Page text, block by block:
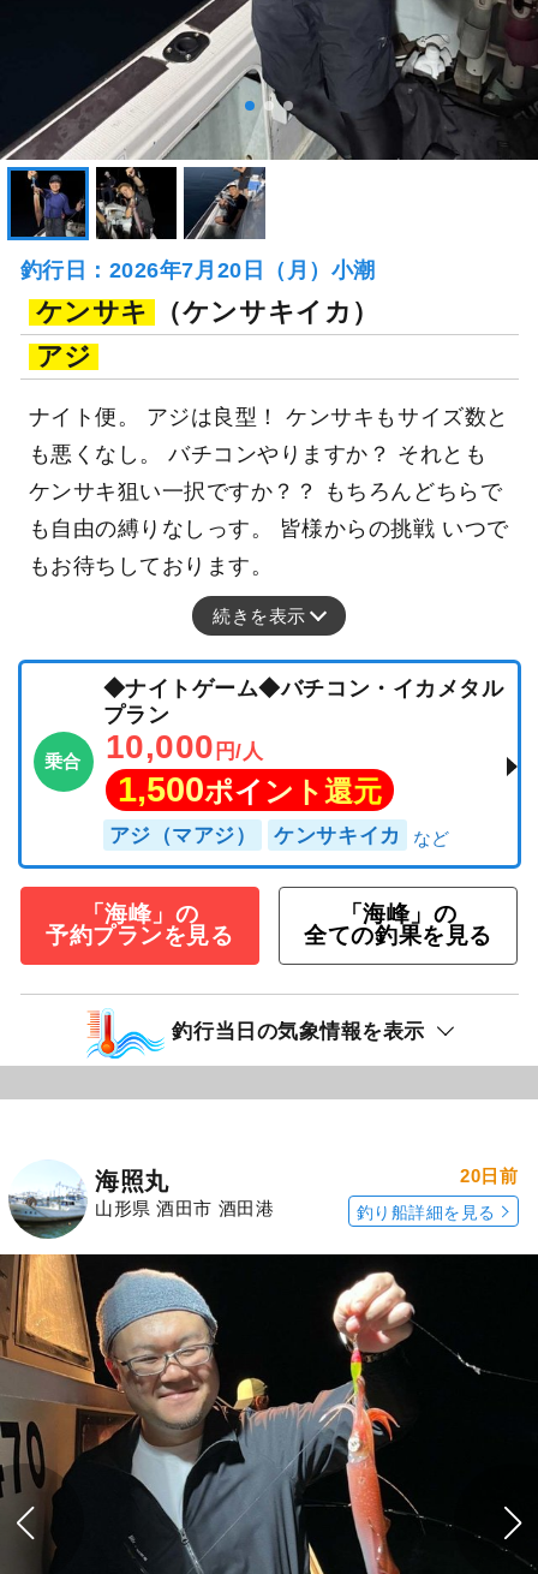
釣行日：2026年7月20日（月）小潮
ケンサキ
（ケンサキイカ）
アジ
ナイト便。 アジは良型！ ケンサキもサイズ数と
も悪くなし。 バチコンやりますか？ それとも
ケンサキ狙い一択ですか？？ もちろんどちらで
も自由の縛りなしっす。 皆様からの挑戦 いつで
もお待ちしております。
続きを表示
乗合
◆ナイトゲーム◆バチコン・イカメタル
プラン
10,000 円/人
1,500ポイント還元
アジ（マアジ） ケンサキイカ
「海峰」の
予約プランを見る
「海峰」の
全ての釣果を見る
釣行当日の気象情報を表示
海照丸
山形県 酒田市 酒田港
20日前
釣り船詳細を見る